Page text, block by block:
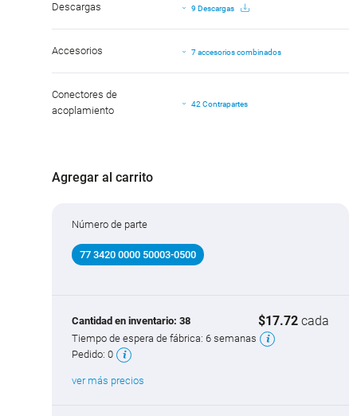
Descargas 9 Descargas
Accesorios 7 accesorios combinados
Conectores de
acoplamiento
42 Contrapartes
Agregar al carrito
Número de parte
77 3420 0000 50003-0500
Cantidad en inventario: 38 $17.72 cada
Tiempo de espera de fábrica: 6 semanas
Pedido: 0
ver más precios